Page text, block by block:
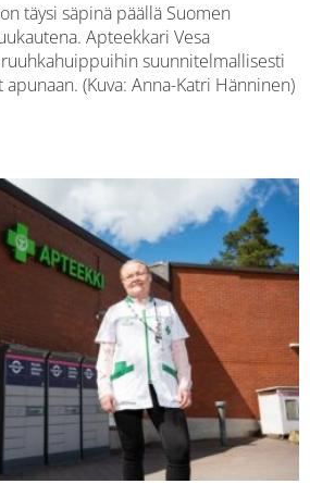
täysi säpinä päällä Suomen
Apteekkari Vesa
suunnitelmallisesti
(Kuva: Anna-Katri Hänninen)